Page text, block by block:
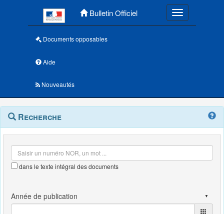
Bulletin Officiel Toggle
Documents opposables
Aide
Nouveautés
Navigation
outils
Menu
contextuel
Recherche
dans le texte intégral des documents